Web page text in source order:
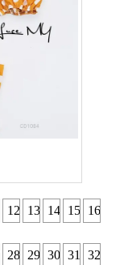
12 13 14 15 16
28 29 30 31 32